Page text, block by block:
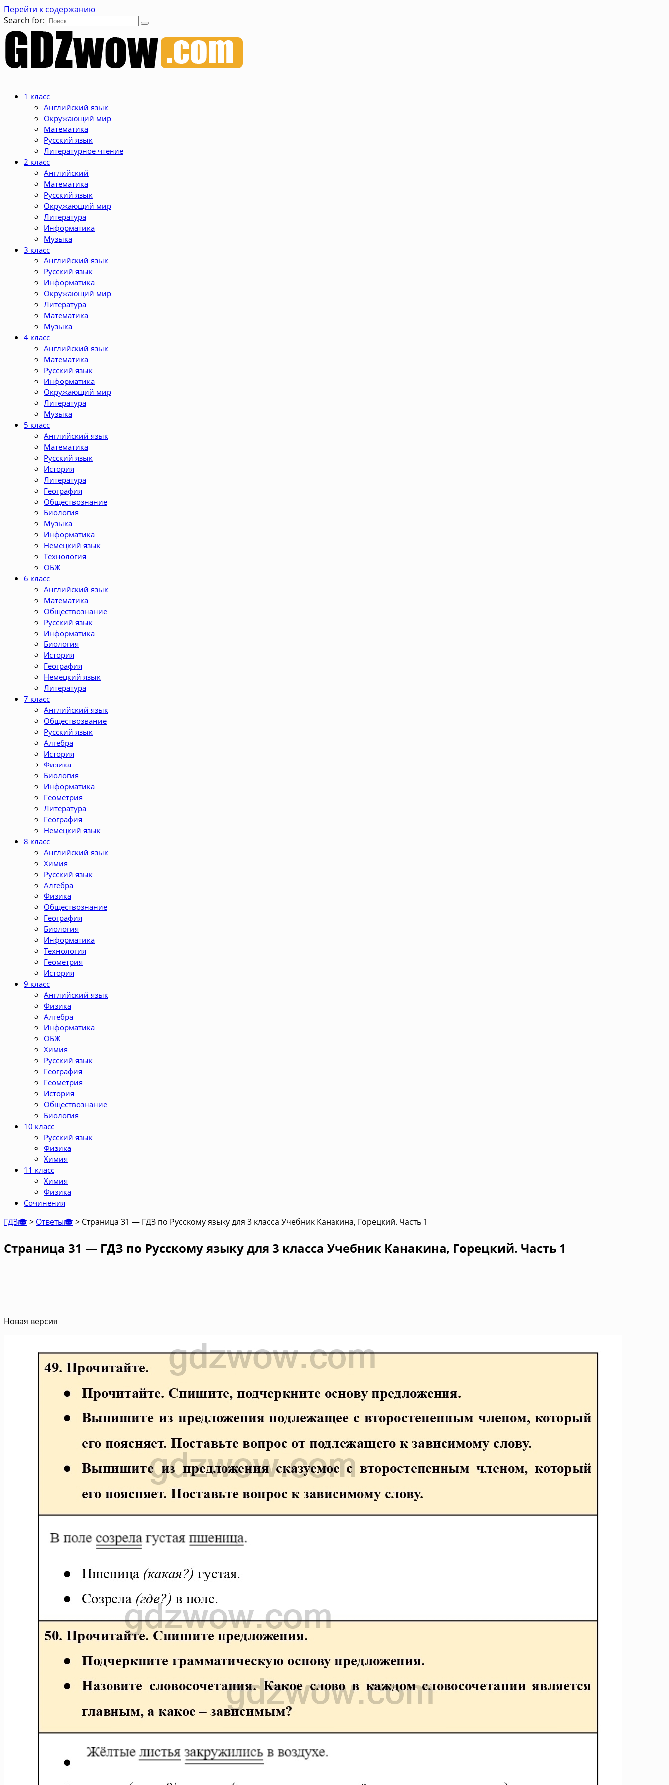
Перейти к содержанию
Search for:
1 класс
Английский язык
Окружающий мир
Математика
Русский язык
Литературное чтение
2 класс
Английский
Математика
Русский язык
Окружающий мир
Литература
Информатика
Музыка
3 класс
Английский язык
Русский язык
Информатика
Окружающий мир
Литература
Математика
Музыка
4 класс
Английский язык
Математика
Русский язык
Информатика
Окружающий мир
Литература
Музыка
5 класс
Английский язык
Математика
Русский язык
История
Литература
География
Обществознание
Биология
Музыка
Информатика
Немецкий язык
Технология
ОБЖ
6 класс
Английский язык
Математика
Обществознание
Русский язык
Информатика
Биология
История
География
Немецкий язык
Литература
7 класс
Английский язык
Обществозвание
Русский язык
Алгебра
История
Физика
Биология
Информатика
Геометрия
Литература
География
Немецкий язык
8 класс
Английский язык
Химия
Русский язык
Алгебра
Физика
Обществознание
География
Биология
Информатика
Технология
Геометрия
История
9 класс
Английский язык
Физика
Алгебра
Информатика
ОБЖ
Химия
Русский язык
География
Геометрия
История
Обществознание
Биология
10 класс
Русский язык
Физика
Химия
11 класс
Химия
Физика
Сочинения
ГДЗ🎓> Ответы🎓> Страница 31 — ГДЗ по Русскому языку для 3 класса Учебник Канакина, Горецкий. Часть 1
Страница 31 — ГДЗ по Русскому языку для 3 класса Учебник Канакина, Горецкий. Часть 1
Новая версия